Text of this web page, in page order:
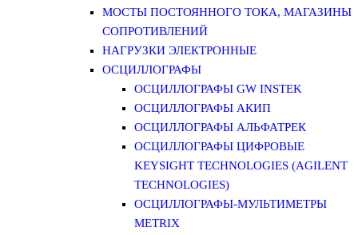
МОСТЫ ПОСТОЯННОГО ТОКА, МАГАЗИНЫ
СОПРОТИВЛЕНИЙ
НАГРУЗКИ ЭЛЕКТРОННЫЕ
ОСЦИЛЛОГРАФЫ
ОСЦИЛЛОГРАФЫ GW INSTEK
ОСЦИЛЛОГРАФЫ АКИП
ОСЦИЛЛОГРАФЫ АЛЬФАТРЕК
ОСЦИЛЛОГРАФЫ ЦИФРОВЫЕ
KEYSIGHT TECHNOLOGIES (AGILENT
TECHNOLOGIES)
ОСЦИЛЛОГРАФЫ-МУЛЬТИМЕТРЫ
METRIX